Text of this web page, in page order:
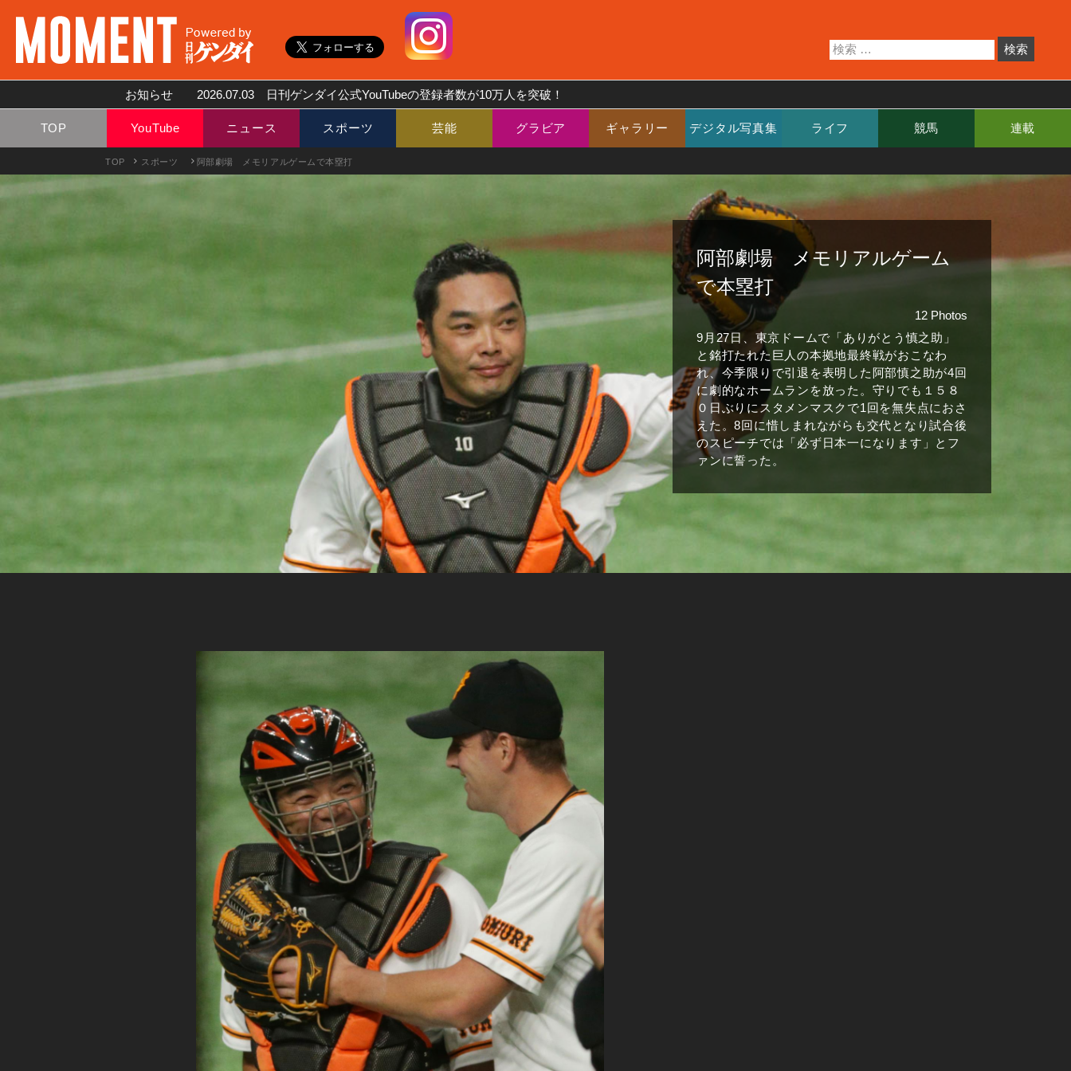
お知らせ 2026.07.03 日刊ゲンダイ公式YouTubeの登録者数が10万人を突破！
TOP YouTube ニュース スポーツ 芸能 グラビア ギャラリー デジタル写真集 ライフ 競馬 連載
TOP スポーツ 阿部劇場 メモリアルゲームで本塁打
阿部劇場 メモリアルゲーム
で本塁打
12 Photos
9月27日、東京ドームで「ありがとう慎之助」
と銘打たれた巨人の本拠地最終戦がおこなわ
れ、今季限りで引退を表明した阿部慎之助が4回
に劇的なホームランを放った。守りでも１５８
０日ぶりにスタメンマスクで1回を無失点におさ
えた。8回に惜しまれながらも交代となり試合後
のスピーチでは「必ず日本一になります」とフ
ァンに誓った。